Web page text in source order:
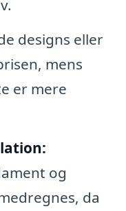
designs eller
mens
er mere
og
da